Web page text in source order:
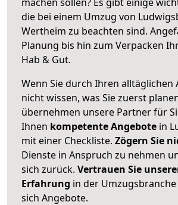
die bei einem Umzug von
Wertheim zu beachten sind.
Planung bis hin zum Verpacken
Hab & Gut.
Wenn Sie durch Ihren alltäglichen
nicht wissen, was Sie zuerst
übernehmen unsere Partner für
Ihnen kompetente Angebote in
mit einer Checkliste. Zögern Sie
Dienste in Anspruch zu nehmen
sich zurück. Vertrauen Sie
Erfahrung in der
sich Angebote.